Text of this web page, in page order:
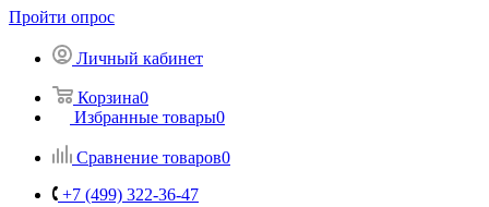
Пройти опрос
Личный кабинет
Корзина0
Избранные товары0
Сравнение товаров0
+7 (499) 322-36-47